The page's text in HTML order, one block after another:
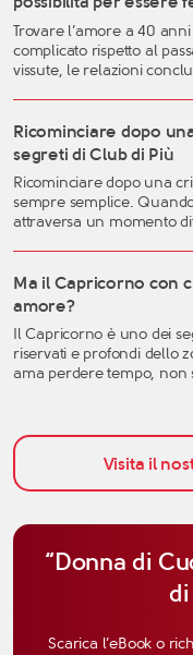
Trovare l’amore a 40
complicato rispetto al
vissute, le relazioni
fase della vita può
momenti migliori per
autentica, consapevole e
quarant’anni si
[…]
Ricominciare dopo
segreti di Club di Più
Ricominciare dopo una
sempre semplice.
attraversa un momento
crisi sentimentale può
molte certezze: l’idea che
percezione […]
Ma il Capricorno con
amore?
Il Capricorno è uno dei
riservati e profondi dello
ama perdere tempo, non
quando si parla di
amore, non bisogna
iniziale, ma anche alla […]
Visita il
“Donna di
di
Scarica l’eBook o